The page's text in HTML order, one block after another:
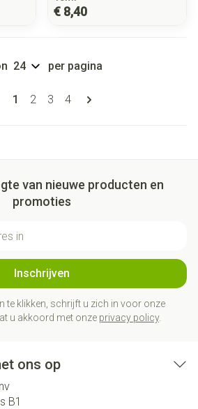
€ 8,40
Pagina's
U lees momenteel pagina
1 Pagina
2 Pagina
3 Pagina
4
per pagina
van nieuwe producten en
promoties
Inschrijven
te klikken, schrijft u zich in voor onze
u akkoord met onze privacy policy.
ons op
B1